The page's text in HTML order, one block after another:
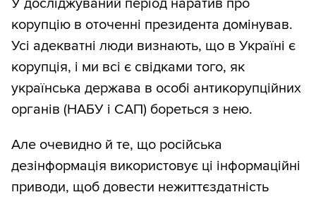
У досліджуваний період наратив про
корупцію в оточенні президента домінував.
Усі адекватні люди визнають, що в Україні є
корупція, і ми всі є свідками того, як
українська держава в особі антикорупційних
органів (НАБУ і САП) бореться з нею.
Але очевидно й те, що російська
дезінформація використовує ці інформаційні
приводи, щоб довести нежиттєздатність